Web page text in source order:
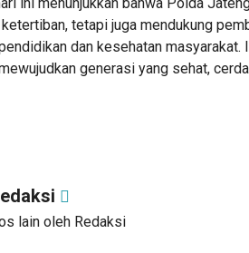
ini menunjukkan bahwa Polda
tetapi juga mendukung
dan kesehatan masyarakat.
generasi yang sehat,
lain oleh Redaksi